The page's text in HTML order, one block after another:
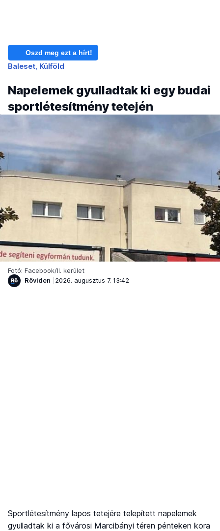
Oszd meg ezt a hírt!
Baleset Külföld
Napelemek gyulladtak ki egy budai
sportlétesítmény tetején
Fotó: Facebook/II. kerület
Röviden
2026. augusztus 7. 13:42
Sportlétesítmény lapos tetejére telepített napelemek
gyulladtak ki a fővárosi Marcibányi téren pénteken kora